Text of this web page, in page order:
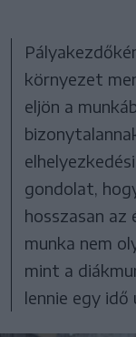
környezet
eljön a
gondolat,
hosszasan az
munka nem
mint a
lennie egy idő